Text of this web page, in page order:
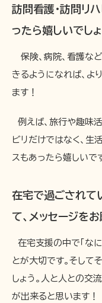
訪問看護・訪問リ
ったら嬉しいでし
保険、病院、看護な
きるようになれば、よ
ます！
例えば、旅行や趣味
ビリだけではなく、生
スもあったら嬉しいで
在宅で過ごされて
て、メッセージを
在宅支援の中で「な
とが大切です。そして
しょう。人と人との交
が出来ると思います！